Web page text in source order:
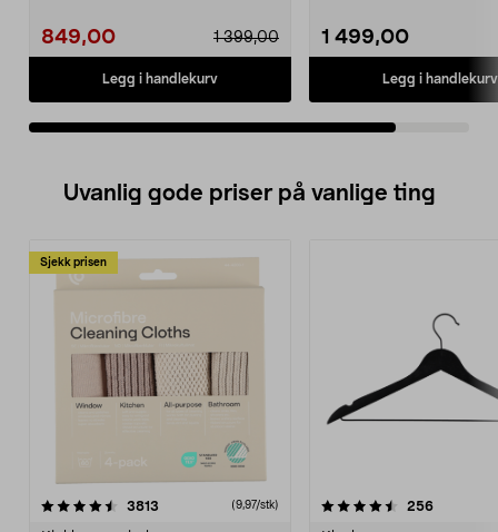
1 399,00
849,00
Legg i handlekurv
1 499,00
Legg i handlekurv
Uvanlig gode priser på vanlige ting
Sjekk prisen
3813 anmeldelser(9,97/stk)
4.5av 5 stjerner 256
4.5av 5 stjerner